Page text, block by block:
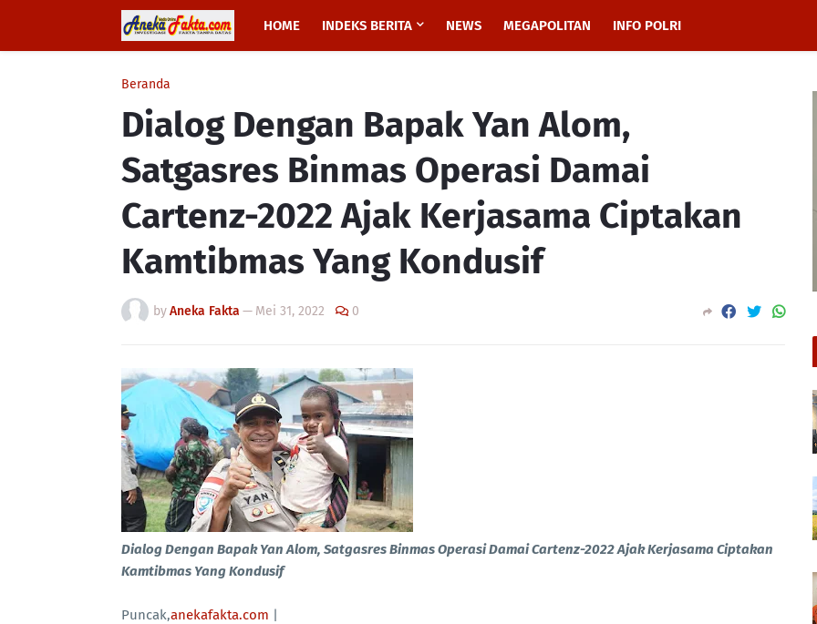
HOME INDEKS BERITA NEWS MEGAPOLITAN INFO POLRI
Beranda
Dialog Dengan Bapak Yan Alom,
Satgasres Binmas Operasi Damai
Cartenz-2022 Ajak Kerjasama Ciptakan
Kamtibmas Yang Kondusif
byAneka Fakta — Mei 31, 2022 0
Dialog Dengan Bapak Yan Alom, Satgasres Binmas Operasi Damai Cartenz-2022 Ajak Kerjasama Ciptakan
Kamtibmas Yang Kondusif
Puncak,anekafakta.com |